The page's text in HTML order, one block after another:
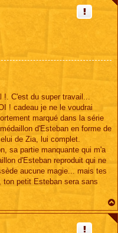
C'est du super travail...
! cadeau je ne le voudrai
marqué dans la série
d'Esteban en forme de
de Zia, lui complet.
sa partie manquante qui m'a
d'Esteban reproduit qui ne
aucune magie... mais tes
petit Esteban sera sans